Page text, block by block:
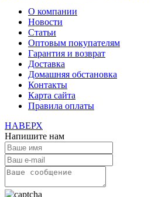
О компании
Новости
Статьи
Оптовым покупателям
Гарантия и возврат
Доставка
Домашняя обстановка
Контакты
Карта сайта
Правила оплаты
НАВЕРХ
Напишите нам